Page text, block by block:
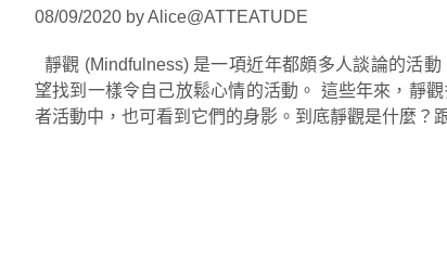
08/09/2020 by Alice@ATTEATUDE
靜觀 (Mindfulness) 是一項近年都頗多人談論的活
望找到一樣令自己放鬆心情的活動。 這些年來，靜
者活動中，也可看到它們的身影。到底靜觀是什麼？